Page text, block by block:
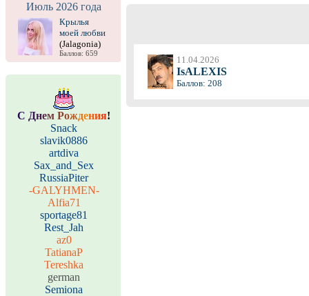
Июль 2026 года
Крылья
моей любви
(Jalagonia)
Баллов: 659
С Днем Рождения!
Snack
slavik0886
artdiva
Sax_and_Sex
RussiaPiter
-GALYHMEN-
Alfia71
sportage81
Rest_Jah
az0
TatianaP
Tereshka
german
Semiona
11.04.2026
IsALEXIS
Баллов: 208